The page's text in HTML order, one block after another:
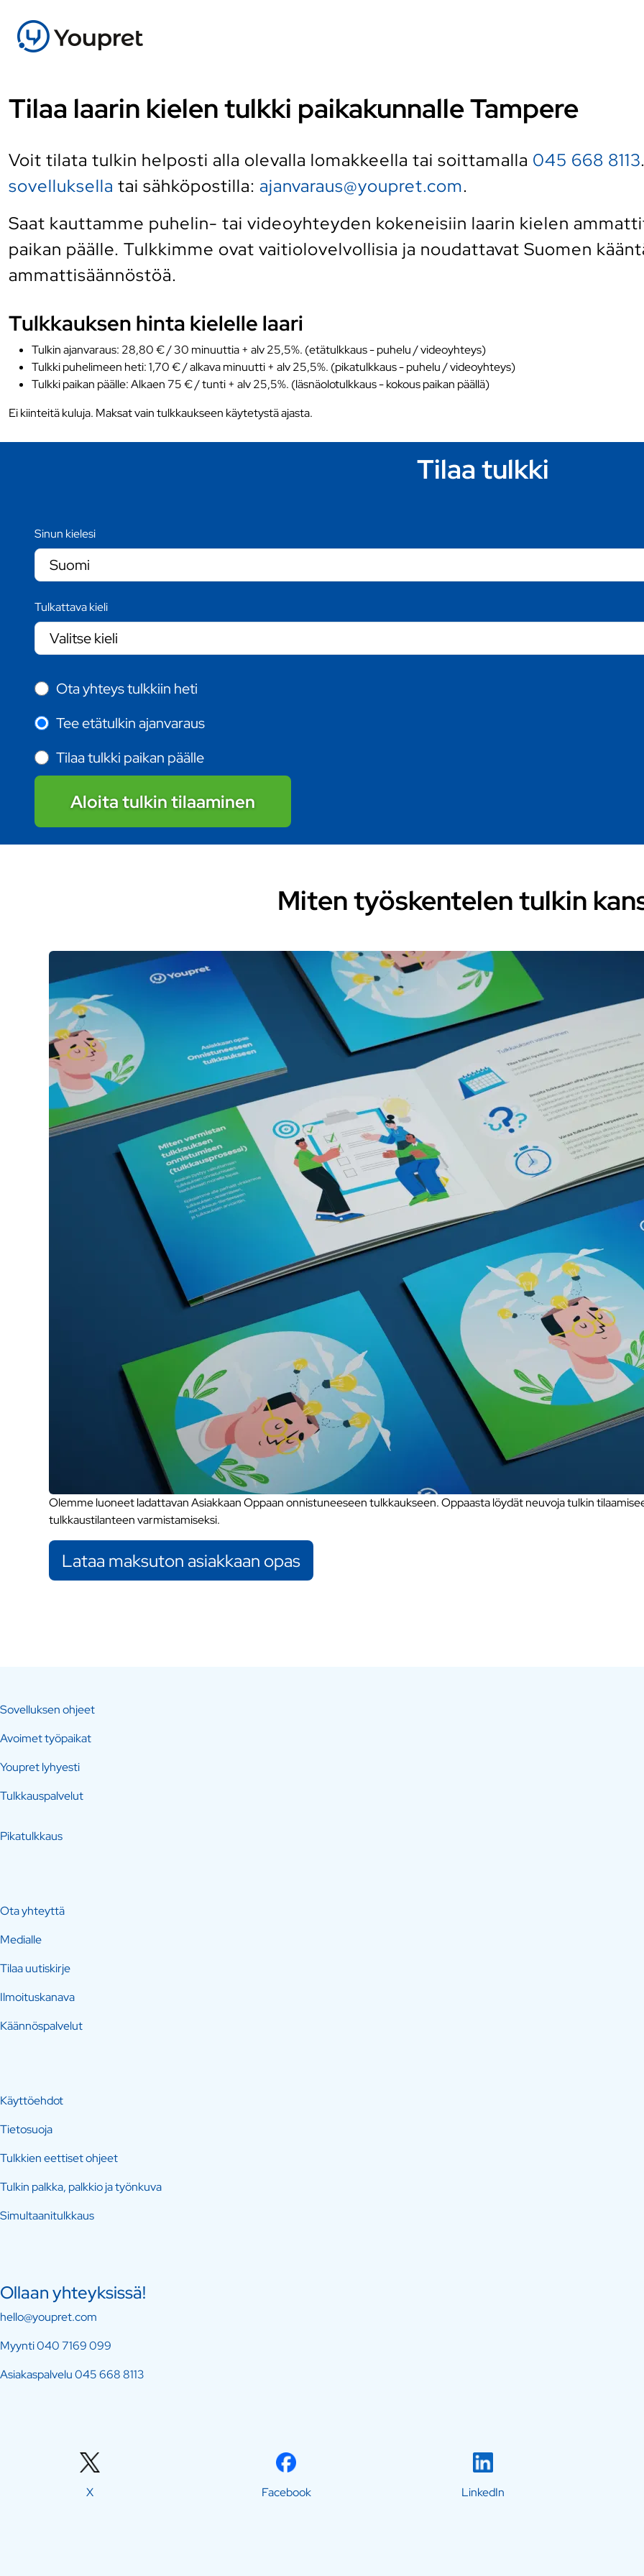
Tilaa laarin kielen tulkki paikakunnalle Tampere
Voit tilata tulkin helposti alla olevalla lomakkeella tai soittamalla 045 668 8113
sovelluksella tai sähköpostilla: ajanvaraus@youpret.com.
Saat kauttamme puhelin- tai videoyhteyden kokeneisiin laarin kielen
paikan päälle. Tulkkimme ovat vaitiolovelvollisia ja noudattavat Suomen
ammattisäännöstöä.
Tulkkauksen hinta kielelle laari
Tulkin ajanvaraus: 28,80 € / 30 minuuttia + alv 25,5%. (etätulkkaus - puhelu / videoyhteys)
Tulkki puhelimeen heti: 1,70 € / alkava minuutti + alv 25,5%. (pikatulkkaus - puhelu / videoyhteys)
Tulkki paikan päälle: Alkaen 75 € / tunti + alv 25,5%. (läsnäolotulkkaus - kokous paikan päällä)
Ei kiinteitä kuluja. Maksat vain tulkkaukseen käytetystä ajasta.
Tilaa tulkki
Sinun kielesi
Tulkattava kieli
Ota yhteys tulkkiin heti
Tee etätulkin ajanvaraus
Tilaa tulkki paikan päälle
Aloita tulkin tilaaminen
Miten työskentelen tulkin
Olemme luoneet ladattavan Asiakkaan Oppaan onnistuneeseen tulkkaukseen. Oppaasta löydät neuvoja tulkin
tulkkaustilanteen varmistamiseksi.
Lataa maksuton asiakkaan opas
Sovelluksen ohjeet
Avoimet työpaikat
Youpret lyhyesti
Tulkkauspalvelut
Pikatulkkaus
Ota yhteyttä
Medialle
Tilaa uutiskirje
Ilmoituskanava
Käännöspalvelut
Käyttöehdot
Tietosuoja
Tulkkien eettiset ohjeet
Tulkin palkka, palkkio ja työnkuva
Simultaanitulkkaus
Ollaan yhteyksissä!
hello@youpret.com
Myynti040 7169 099
Asiakaspalvelu045 668 8113
X Facebook LinkedIn